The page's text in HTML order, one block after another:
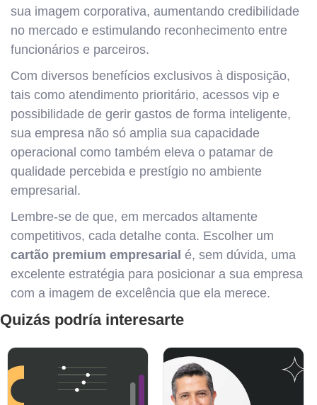
sua imagem corporativa, aumentando credibilidade
no mercado e estimulando reconhecimento entre
funcionários e parceiros.
Com diversos benefícios exclusivos à disposição,
tais como atendimento prioritário, acessos vip e
possibilidade de gerir gastos de forma inteligente,
sua empresa não só amplia sua capacidade
operacional como também eleva o patamar de
qualidade percebida e prestígio no ambiente
empresarial.
Lembre-se de que, em mercados altamente
competitivos, cada detalhe conta. Escolher um
cartão premium empresarial é, sem dúvida, uma
excelente estratégia para posicionar a sua empresa
com a imagem de excelência que ela merece.
Quizás podría interesarte